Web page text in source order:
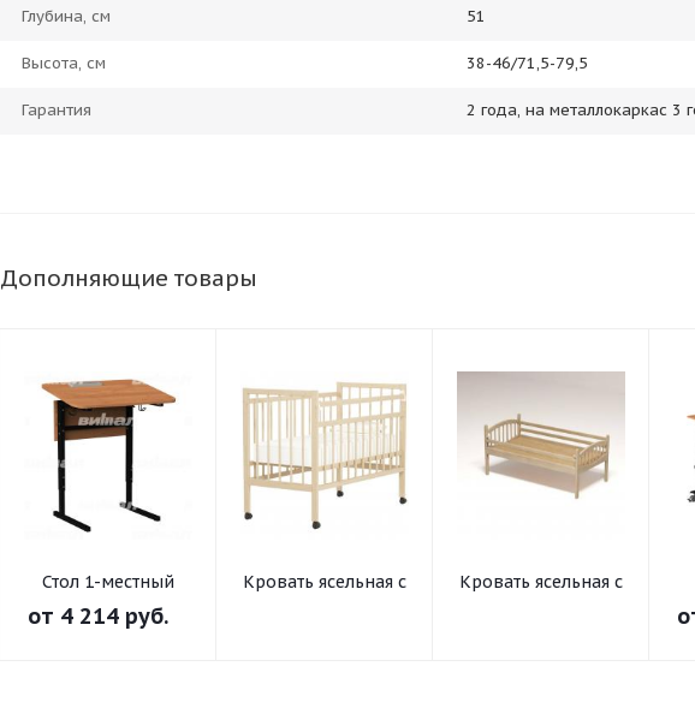
Глубина, см 51
Высота, см 38-46/71,5-79,5
Гарантия 2 года, на металлокаркас 3
Дополняющие товары
Стол 1-местный
регулир. высота и
наклон
от 4 214 руб.
Кровать ясельная с
Кровать ясельная с